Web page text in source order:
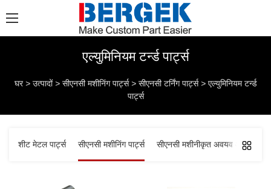
एल्युमिनियम टर्न्ड पार्ट्स
घर > उत्पादों > सीएनसी मशीनिंग पार्ट्स > सीएनसी टर्निंग पार्ट्स > एल्युमिनियम टर्न्ड
पार्ट्स
शीट मेटल पार्ट्स सीएनसी मशीनिंग पार्ट्स सीएनसी मशीनीकृत अवयव और सामग्री